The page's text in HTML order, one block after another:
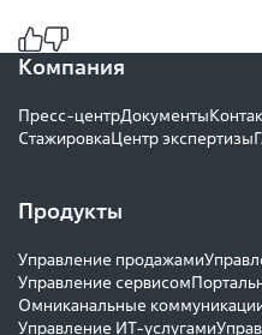
Компания
Пресс-центрДокументы
СтажировкаЦентр экспертизы
Продукты
Управление продажами
Управление сервисом
Омниканальные
Управление ИТ-услугами